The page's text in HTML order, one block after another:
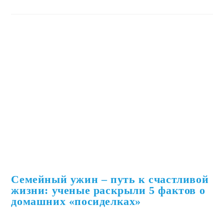
Семейный ужин – путь к счастливой
жизни: ученые раскрыли 5 фактов о
домашних «посиделках»